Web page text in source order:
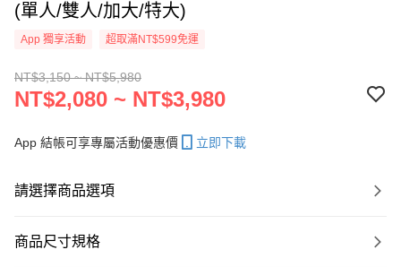
(單人/雙人/加大/特大)
App 獨享活動 超取滿NT$599免運
NT$3,150 ~ NT$5,980
NT$2,080 ~ NT$3,980
App 結帳可享專屬活動優惠價 立即下載
請選擇商品選項
商品尺寸規格